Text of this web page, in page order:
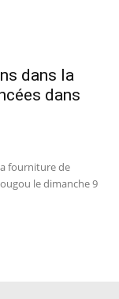
dans la
dans
fourniture de
le dimanche 9